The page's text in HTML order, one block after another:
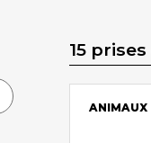
15
ANIMAUX